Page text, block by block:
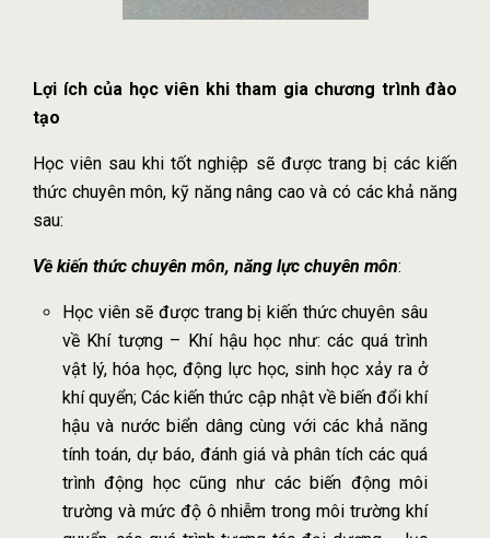
Lợi ích của học viên khi tham gia chương trình đào
tạo
Học viên sau khi tốt nghiệp sẽ được trang bị các kiến
thức chuyên môn, kỹ năng nâng cao và có các khả năng
sau:
Về kiến thức chuyên môn, năng lực chuyên môn:
Học viên sẽ được trang bị kiến thức chuyên sâu
về Khí tượng – Khí hậu học như: các quá trình
vật lý, hóa học, động lực học, sinh học xảy ra ở
khí quyển; Các kiến thức cập nhật về biến đổi khí
hậu và nước biển dâng cùng với các khả năng
tính toán, dự báo, đánh giá và phân tích các quá
trình động học cũng như các biến động môi
trường và mức độ ô nhiễm trong môi trường khí